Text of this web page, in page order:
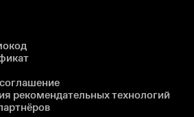
рекомендательных технологий